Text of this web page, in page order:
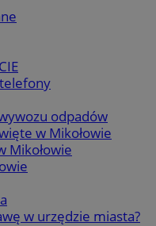
odpadów
w Mikołowie
Mikołowie
w urzędzie miasta?